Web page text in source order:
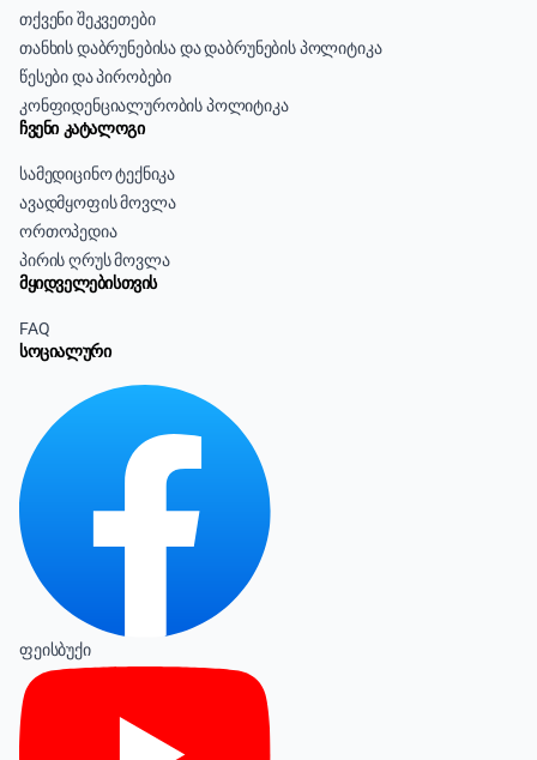
თქვენი შეკვეთები
თანხის დაბრუნებისა და დაბრუნების პოლიტიკა
წესები და პირობები
კონფიდენციალურობის პოლიტიკა
ჩვენი კატალოგი
სამედიცინო ტექნიკა
ავადმყოფის მოვლა
ორთოპედია
პირის ღრუს მოვლა
მყიდველებისთვის
FAQ
სოციალური
ფეისბუქი